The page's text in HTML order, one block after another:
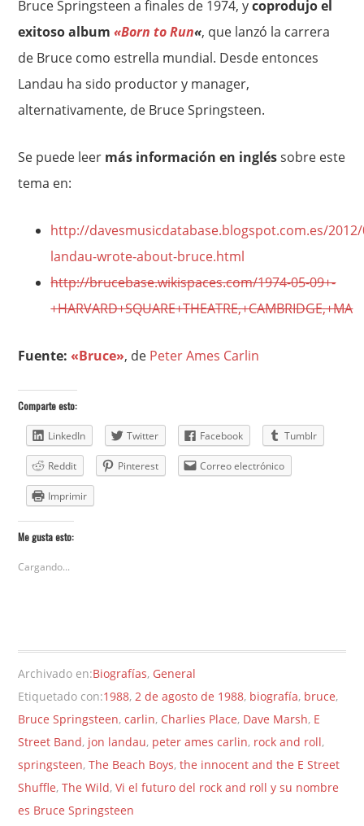
Bruce Springsteen a finales de 1974, ycoprodujo el
exitoso album «Born to Run«, que lanzó la carrera
de Bruce como estrella mundial. Desde entonces
Landau ha sido productor y manager,
alternativamente, de Bruce Springsteen.
Se puede leer más información en ingléssobre este
tema en:
http://davesmusicdatabase.blogspot.com.es/
landau-wrote-about-bruce.html
http://brucebase.wikispaces.com/1974-05-09+-
+HARVARD+SQUARE+THEATRE,+CAMBRIDGE,+MA
Fuente: «Bruce», de Peter Ames Carlin
Comparte esto:
LinkedIn Twitter Facebook Tumblr
Reddit Pinterest Correo electrónico
Imprimir
Me gusta esto:
Cargando...
Archivado en:Biografías, General
Etiquetado con:1988,2 de agosto de 1988, biografía, bruce,
Bruce Springsteen,carlin, Charlies Place, Dave Marsh, E
Street Band, jon landau, peter ames carlin, rock and roll,
springsteen,The Beach Boys,the innocent and the E Street
Shuffle,The Wild,Vi el futuro del rock and roll y su nombre
es Bruce Springsteen